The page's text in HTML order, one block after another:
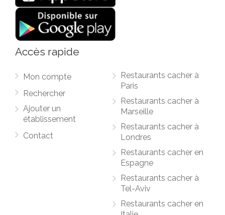
Accès rapide
Mon compte
Rechercher
Ajouter un
établissement
Contact
Restaurants cacher à
Paris
Restaurants cacher à
Marseille
Restaurants cacher à
Londres
Restaurants cacher en
Espagne
Restaurants cacher à
Tel-Aviv
Restaurants cacher en